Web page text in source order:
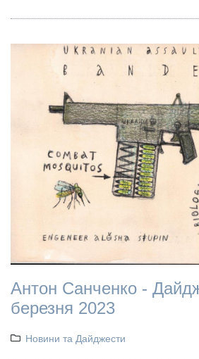
Антон Санченко -
березня 2023
Новини та Дайджести